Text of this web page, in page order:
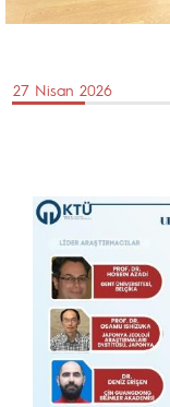
27 Nisan 2026